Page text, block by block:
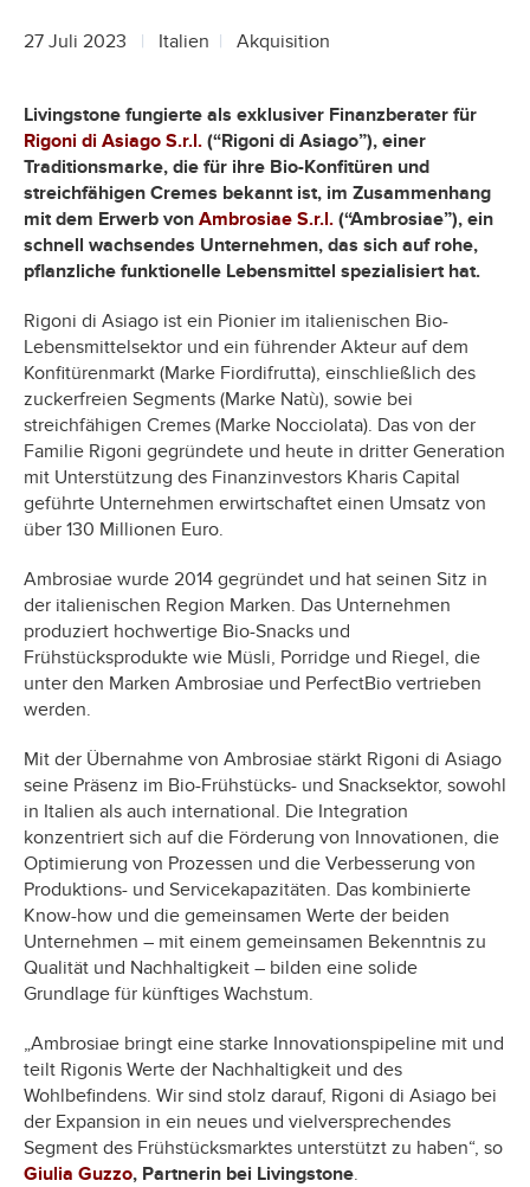
27 Juli 2023 Italien Akquisition
Livingstone fungierte als exklusiver Finanzberater für
Rigoni di Asiago S.r.l. (“Rigoni di Asiago”), einer
Traditionsmarke, die für ihre Bio-Konfitüren und
streichfähigen Cremes bekannt ist, im Zusammenhang
mit dem Erwerb von Ambrosiae S.r.l. (“Ambrosiae”), ein
schnell wachsendes Unternehmen, das sich auf rohe,
pflanzliche funktionelle Lebensmittel spezialisiert hat.
Rigoni di Asiago ist ein Pionier im italienischen Bio-
Lebensmittelsektor und ein führender Akteur auf dem
Konfitürenmarkt (Marke Fiordifrutta), einschließlich des
zuckerfreien Segments (Marke Natù), sowie bei
streichfähigen Cremes (Marke Nocciolata). Das von der
Familie Rigoni gegründete und heute in dritter Generation
mit Unterstützung des Finanzinvestors Kharis Capital
geführte Unternehmen erwirtschaftet einen Umsatz von
über 130 Millionen Euro.
Ambrosiae wurde 2014 gegründet und hat seinen Sitz in
der italienischen Region Marken. Das Unternehmen
produziert hochwertige Bio-Snacks und
Frühstücksprodukte wie Müsli, Porridge und Riegel, die
unter den Marken Ambrosiae und PerfectBio vertrieben
werden.
Mit der Übernahme von Ambrosiae stärkt Rigoni di Asiago
seine Präsenz im Bio-Frühstücks- und Snacksektor, sowohl
in Italien als auch international. Die Integration
konzentriert sich auf die Förderung von Innovationen, die
Optimierung von Prozessen und die Verbesserung von
Produktions- und Servicekapazitäten. Das kombinierte
Know-how und die gemeinsamen Werte der beiden
Unternehmen – mit einem gemeinsamen Bekenntnis zu
Qualität und Nachhaltigkeit – bilden eine solide
Grundlage für künftiges Wachstum.
„Ambrosiae bringt eine starke Innovationspipeline mit und
teilt Rigonis Werte der Nachhaltigkeit und des
Wohlbefindens. Wir sind stolz darauf, Rigoni di Asiago bei
der Expansion in ein neues und vielversprechendes
Segment des Frühstücksmarktes unterstützt zu haben“, so
Giulia Guzzo, Partnerin bei Livingstone.